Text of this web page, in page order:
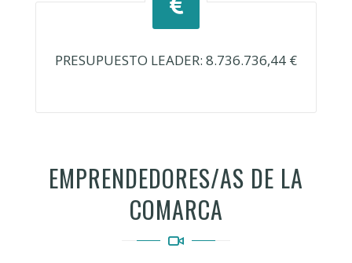
PRESUPUESTO LEADER: 8.736.736,44 €
EMPRENDEDORES/AS DE LA
COMARCA